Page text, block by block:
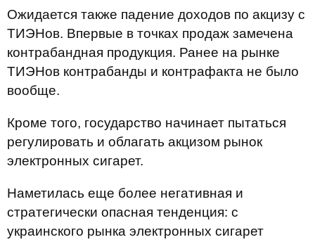
Ожидается также падение доходов по акцизу с
ТИЭНов. Впервые в точках продаж замечена
контрабандная продукция. Ранее на рынке
ТИЭНов контрабанды и контрафакта не было
вообще.
Кроме того, государство начинает пытаться
регулировать и облагать акцизом рынок
электронных сигарет.
Наметилась еще более негативная и
стратегически опасная тенденция: с
украинского рынка электронных сигарет